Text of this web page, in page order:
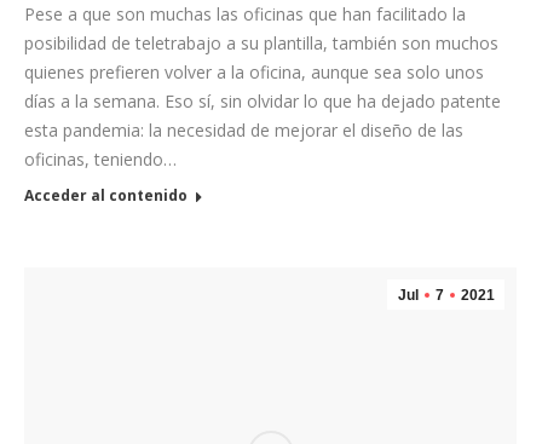
Pese a que son muchas las oficinas que han facilitado la
posibilidad de teletrabajo a su plantilla, también son muchos
quienes prefieren volver a la oficina, aunque sea solo unos
días a la semana. Eso sí, sin olvidar lo que ha dejado patente
esta pandemia: la necesidad de mejorar el diseño de las
oficinas, teniendo…
Acceder al contenido
Jul 7 2021